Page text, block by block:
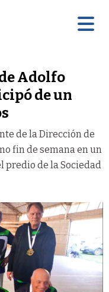
Adolfo
de un
de la Dirección de
fin de semana en un
de la Sociedad